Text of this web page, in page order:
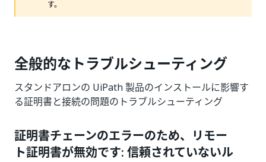
す。
全般的なトラブルシューティング
スタンドアロンの UiPath 製品のインストールに影響す
る証明書と接続の問題のトラブルシューティング
証明書チェーンのエラーのため、リモー
ト証明書が無効です: 信頼されていないル